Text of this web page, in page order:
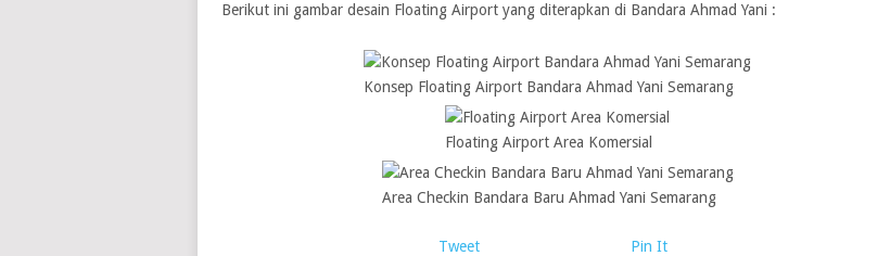
Berikut ini gambar desain Floating Airport yang diterapkan di Bandara Ahmad Yani :
Konsep Floating Airport Bandara Ahmad Yani Semarang
Floating Airport Area Komersial
Area Checkin Bandara Baru Ahmad Yani Semarang
Tweet Pin It